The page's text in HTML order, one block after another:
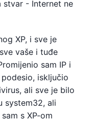
stvar - Internet ne
XP, i sve je
vaše i tuđe
sam IP i
isključio
ali sve je bilo
system32, ali
s XP-om